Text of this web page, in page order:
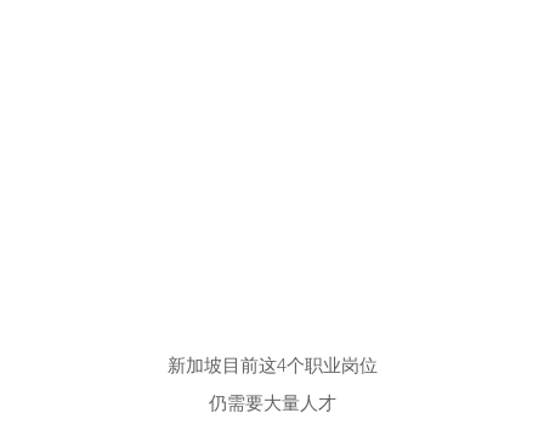
新加坡目前这4个职业岗位
仍需要大量人才